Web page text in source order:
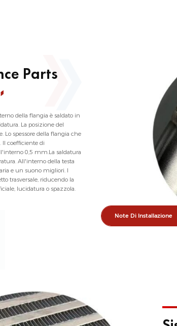
Parts
della flangia è saldato in
La posizione del
Lo spessore della flangia che
coefficiente di
0,5 mm.La saldatura
All'interno della testa
e un suono migliori. I
trasversale, riducendo la
lucidatura o spazzola.
Note Di Installazione